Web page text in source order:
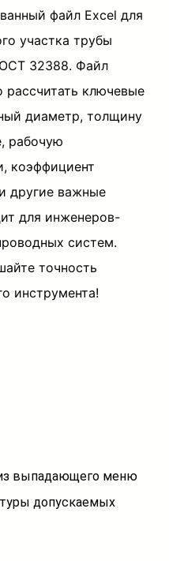
файл Excel для
участка трубы
32388. Файл
рассчитать ключевые
диаметр, толщину
рабочую
коэффициент
другие важные
для инженеров-
систем.
точность
инструмента!
выпадающего меню
допускаемых